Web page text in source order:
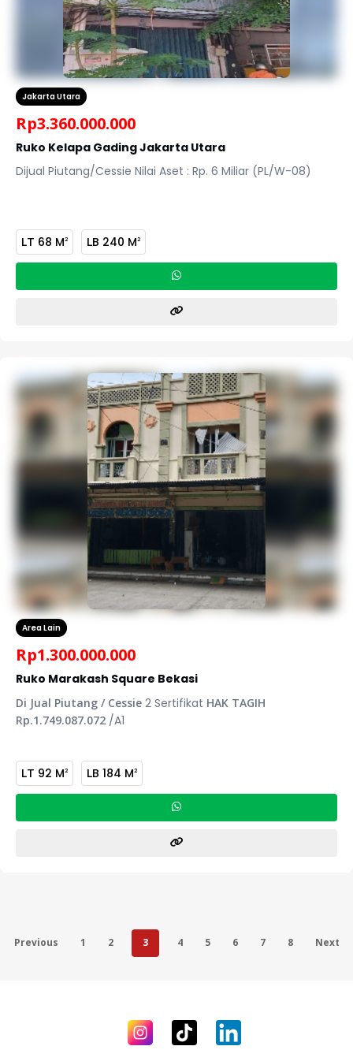
Jakarta Utara
Rp3.360.000.000
Ruko Kelapa Gading Jakarta Utara
Dijual Piutang/Cessie Nilai Aset : Rp. 6 Miliar (PL/W-08)
LT 68 M2 LB 240 M2
Area Lain
Rp1.300.000.000
Ruko Marakash Square Bekasi
Di Jual Piutang / Cessie 2 Sertifikat HAK TAGIH
Rp.1.749.087.072 /A1
LT 92 M2 LB 184 M2
Previous 1 2 3 4 5 6 7 8 Next